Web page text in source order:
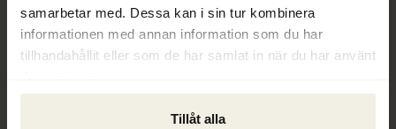
samarbetar med. Dessa kan i sin tur kombinera
informationen med annan information som du har
tillhandahållit eller som de har samlat in när du har använt
Tillåt alla
Information om huruvida säkerhet har ställts för
den betalning som gäldenären erbjuder enligt
rekonstruktionsplanen, samt en beskrivning av